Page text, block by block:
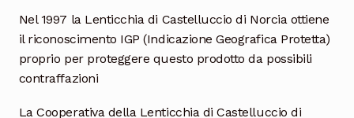
Nel 1997 la Lenticchia di Castelluccio di Norcia ottiene
il riconoscimento IGP (Indicazione Geografica Protetta)
proprio per proteggere questo prodotto da possibili
contraffazioni
La Cooperativa della Lenticchia di Castelluccio di